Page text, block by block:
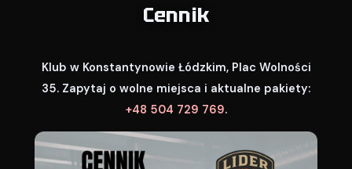
Cennik
Klub w Konstantynowie Łódzkim, Plac Wolności
35. Zapytaj o wolne miejsca i aktualne pakiety:
+48 504 729 769.